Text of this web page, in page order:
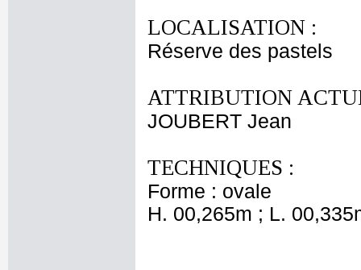
LOCALISATION :
Réserve des pastels
ATTRIBUTION
JOUBERT Jean
TECHNIQUES :
Forme : ovale
H. 00,265m ; L.